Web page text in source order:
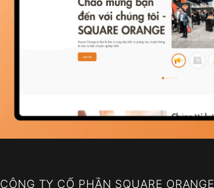
CÔNG TY CỔ PHẦN SQUARE ORANGE